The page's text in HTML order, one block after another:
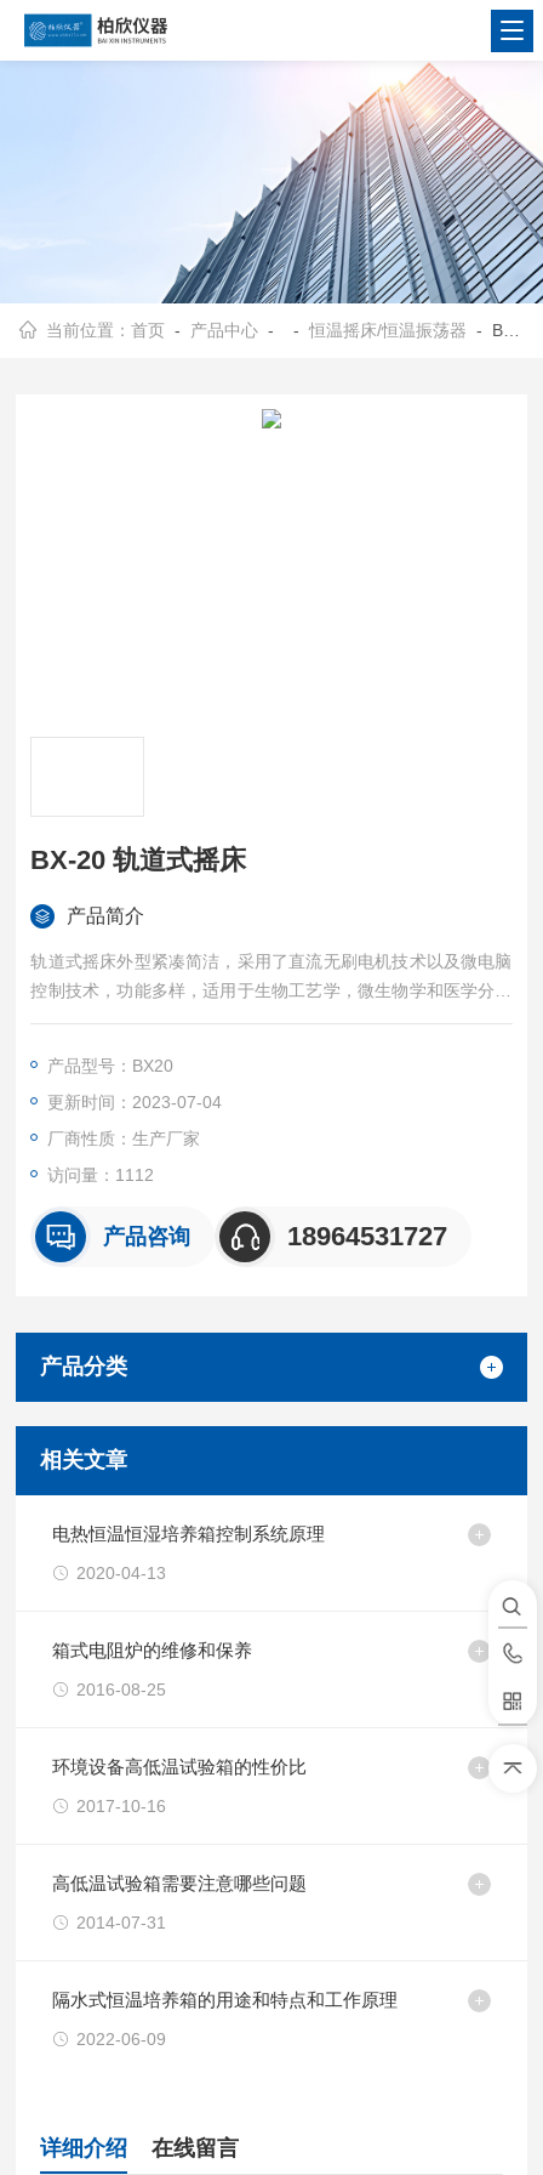
当前位置：首页 - 产品中心 - -恒温摇床/恒温振荡器 - BX20BX-20 轨道式摇床
BX-20 轨道式摇床
产品简介
轨道式摇床外型紧凑简洁，采用了直流无刷电机技术以及微电脑
控制技术，功能多样，适用于生物工艺学，微生物学和医学分析
等领域。
产品型号：BX20
更新时间：2023-07-04
厂商性质：生产厂家
访问量：1112
产品咨询 18964531727
产品分类
相关文章
电热恒温恒湿培养箱控制系统原理
2020-04-13
箱式电阻炉的维修和保养
2016-08-25
环境设备高低温试验箱的性价比
2017-10-16
高低温试验箱需要注意哪些问题
2014-07-31
隔水式恒温培养箱的用途和特点和工作原理
2022-06-09
详细介绍 在线留言